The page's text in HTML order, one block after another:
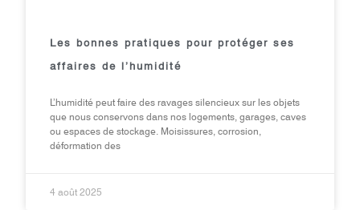
Les bonnes pratiques pour protéger ses
affaires de l’humidité
L’humidité peut faire des ravages silencieux sur les objets
que nous conservons dans nos logements, garages, caves
ou espaces de stockage. Moisissures, corrosion,
déformation des
4 août 2025